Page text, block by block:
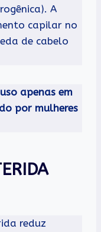
A
capilar no
de cabelo
apenas em
por mulheres
reduz